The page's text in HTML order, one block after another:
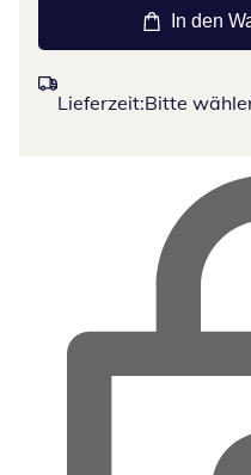
In den
Lieferzeit:Bitte